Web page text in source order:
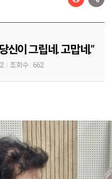
신이 그립네. 고맙네.”
조회수 : 662